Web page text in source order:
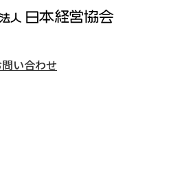
い合わせ